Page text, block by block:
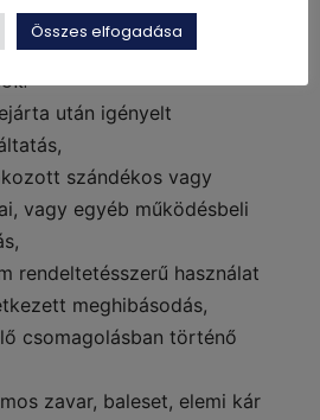
nélkül, de nem
esetekben igényelt
után igényelt
szándékos vagy
vagy egyéb működésbeli
rendeltetésszerű használat
meghibásodás,
csomagolásban történő
zavar, baleset, elemi kár
Összes elfogadása